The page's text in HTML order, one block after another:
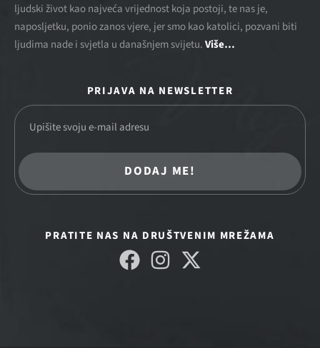
ljudski život kao najveća vrijednost koja postoji, te nas je,
naposljetku, ponio zanos vjere, jer smo kao katolici, pozvani biti
ljudima nade i svjetla u današnjem svijetu.Više…
PRIJAVA NA NEWSLETTER
DODAJ ME!
PRATITE NAS NA DRUŠTVENIM MREŽAMA